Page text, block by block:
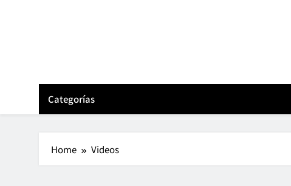
Categorías
Home Videos